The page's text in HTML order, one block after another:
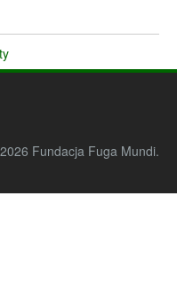
Fundacja Fuga Mundi.